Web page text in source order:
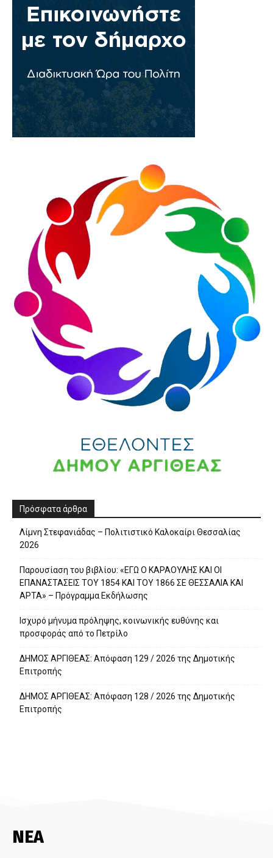
Πρόσφατα άρθρα
Λίμνη Στεφανιάδας – Πολιτιστικό Καλοκαίρι Θεσσαλίας
2026
Παρουσίαση του βιβλίου: «ΕΓΩ Ο ΚΑΡΑΟΥΛΗΣ ΚΑΙ ΟΙ
ΕΠΑΝΑΣΤΑΣΕΙΣ ΤΟΥ 1854 ΚΑΙ ΤΟΥ 1866 ΣΕ ΘΕΣΣΑΛΙΑ ΚΑΙ
ΑΡΤΑ» – Πρόγραμμα Εκδήλωσης
Ισχυρό μήνυμα πρόληψης, κοινωνικής ευθύνης και
προσφοράς από το Πετρίλο
ΔΗΜΟΣ ΑΡΓΙΘΕΑΣ: Απόφαση 129 / 2026 της Δημοτικής
Επιτροπής
ΔΗΜΟΣ ΑΡΓΙΘΕΑΣ: Απόφαση 128 / 2026 της Δημοτικής
Επιτροπής
ΝΕΑ